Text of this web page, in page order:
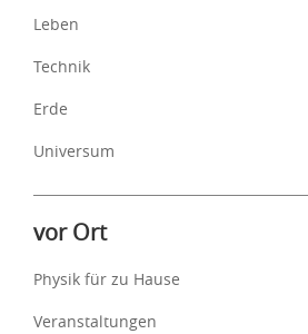
Leben
Technik
Erde
Universum
vor Ort
Physik für zu Hause
Veranstaltungen